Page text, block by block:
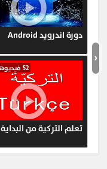
دورة اندرويد Android
تعلم التركية من البداية
52 فيديوهات ‹